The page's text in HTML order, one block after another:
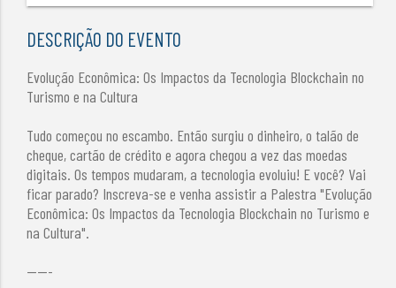
DESCRIÇÃO DO EVENTO
Evolução Econômica: Os Impactos da Tecnologia Blockchain no
Turismo e na Cultura
Tudo começou no escambo. Então surgiu o dinheiro, o talão de
cheque, cartão de crédito e agora chegou a vez das moedas
digitais. Os tempos mudaram, a tecnologia evoluiu! E você? Vai
ficar parado? Inscreva-se e venha assistir a Palestra "Evolução
Econômica: Os Impactos da Tecnologia Blockchain no Turismo e
na Cultura".
-----